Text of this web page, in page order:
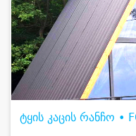
ტყის კაცის რანჩო •